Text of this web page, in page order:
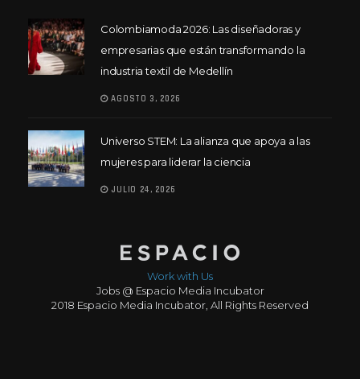
Colombiamoda 2026: Las diseñadoras y
empresarias que están transformando la
industria textil de Medellín
AGOSTO 3, 2026
Universo STEM: La alianza que apoya a las
mujeres para liderar la ciencia
JULIO 24, 2026
Work with Us
Jobs @ Espacio Media Incubator
2018 Espacio Media Incubator, All Rights Reserved